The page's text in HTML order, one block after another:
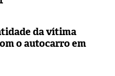
da vítima
o autocarro em